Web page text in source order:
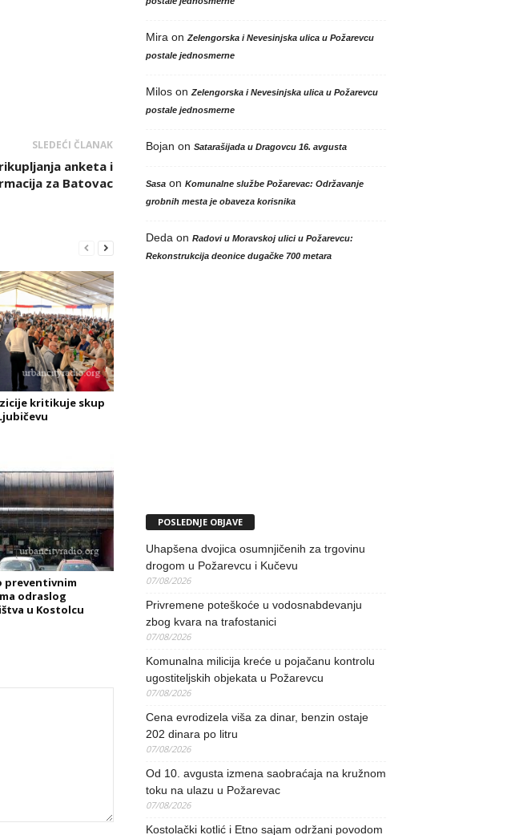
SLEDEĆI ČLANAK
anketa i
za Batovac
kritikuje skup
preventivnim
odraslog
u Kostolcu
Mira on Zelengorska i Nevesinjska ulica u Požarevcu
postale jednosmerne
Miloson Zelengorska i Nevesinjska ulica u Požarevcu
postale jednosmerne
Bojan on Satarašijada u Dragovcu 16. avgusta
Sasaon Komunalne službe Požarevac: Održavanje
grobnih mesta je obaveza korisnika
Deda on Radovi u Moravskoj ulici u Požarevcu:
Rekonstrukcija deonice dugačke 700 metara
POSLEDNJE OBJAVE
Uhapšena dvojica osumnjičenih za trgovinu
drogom u Požarevcu i Kučevu
07/08/2026
Privremene poteškoće u vodosnabdevanju
zbog kvara na trafostanici
07/08/2026
Komunalna milicija kreće u pojačanu kontrolu
ugostiteljskih objekata u Požarevcu
07/08/2026
Cena evrodizela viša za dinar, benzin ostaje
202 dinara po litru
07/08/2026
Od 10. avgusta izmena saobraćaja na kružnom
toku na ulazu u Požarevac
07/08/2026
Kostolački kotlić i Etno sajam održani povodom